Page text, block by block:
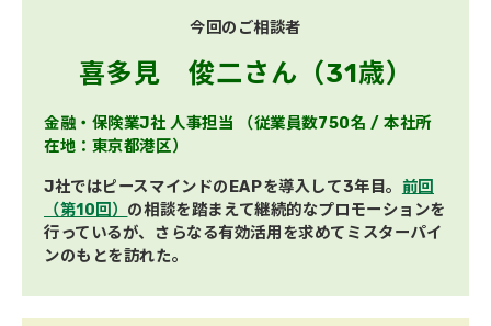
今回のご相談者
喜多見　俊二さん（31歳）
金融・保険業J社 人事担当 （従業員数750名 / 本社所
在地：東京都港区）
J社ではピースマインドのEAPを導入して3年目。 前回
（第10回） の相談を踏まえて継続的なプロモーションを
行っているが、さらなる有効活用を求めてミスターパイ
ンのもとを訪れた。